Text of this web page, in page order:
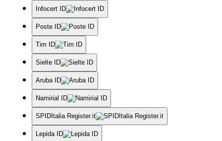
Infocert ID
Poste ID
Tim ID
Sielte ID
Aruba ID
Namirial ID
SPIDItalia Register.it
Lepida ID